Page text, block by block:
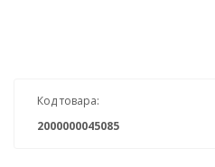
Код товара:
2000000045085